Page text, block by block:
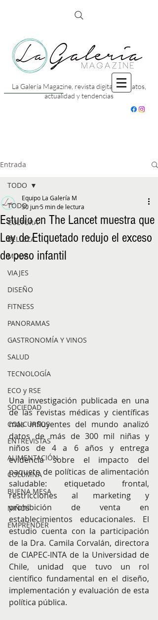
La Galería Magazine, revista digital con datos,
actualidad y tendencias
Entrada
TODO
CULTURA
BELLEZA
MODA
VIAJES
DISEÑO
FITNESS
PANORAMAS
GASTRONOMÍA Y VINOS
SALUD
TECNOLOGÍA
ECO y RSE
SOCIEDAD
CONCURSOS
ENTREVISTAS
ALIMENTACIÓN
COLUMNA
BUENA MESA
NIÑOS
EMPRENDER
TODO
Estudio en The Lancet muestra que
Ley de Etiquetado redujo el exceso
de peso infantil
Equipo La Galería M
30 jun5 min de lectura
Una investigación publicada en una
de las revistas médicas y científicas
más influyentes del mundo analizó
datos de más de 300 mil niñas y
niños de 4 a 6 años y entrega
evidencia sobre el impacto del
paquete de políticas de alimentación
saludable: etiquetado frontal,
restricciones al marketing y
prohibición de venta en
establecimientos educacionales. El
estudio cuenta con la participación
de la Dra. Camila Corvalán, directora
de CIAPEC-INTA de la Universidad de
Chile, unidad que tuvo un rol
científico fundamental en el diseño,
implementación y evaluación de esta
política pública.